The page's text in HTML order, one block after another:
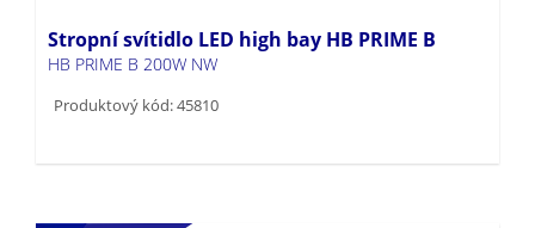
Stropní svítidlo LED high bay HB PRIME B
HB PRIME B 200W NW
Produktový kód: 45810